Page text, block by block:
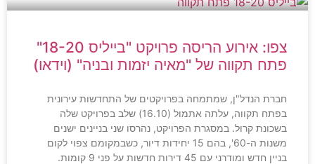
צפו: אירוע הריסה פרויקט "בייליס 18-20"
פתח תקווה של "מאיה יזמות ובניה" (וידאו)
חברת הנדל"ן, שמתמחה בפרויקטים של התחדשות עירונית
בפתח תקווה, עלתה אתמול (16.10) שלב בפרויקט שלה
בשכונת קרול. במסגרת הפרויקט, נהרסו שני בניינים ישנים
משנות ה-60', בהם 15 יחידות דיור, כשבמקומם צפוי לקום
בניין חדש ומודרני עם 45 דירות חדשות על פני 9 קומות.